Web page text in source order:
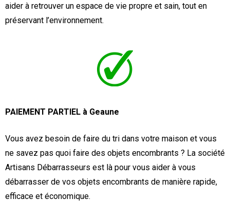
aider à retrouver un espace de vie propre et sain, tout en
préservant l’environnement.
PAIEMENT PARTIEL à Geaune
Vous avez besoin de faire du tri dans votre maison et vous
ne savez pas quoi faire des objets encombrants ? La société
Artisans Débarrasseurs est là pour vous aider à vous
débarrasser de vos objets encombrants de manière rapide,
efficace et économique.